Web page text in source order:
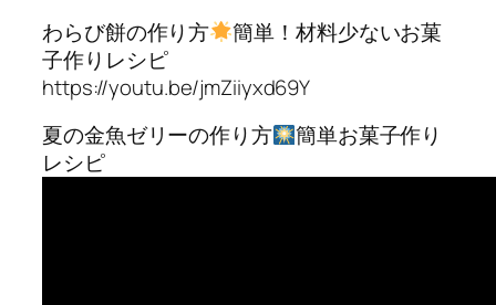
わらび餅の作り方
簡単！材料少ないお菓
子作りレシピ
https://youtu.be/jmZiiyxd69Y
夏の金魚ゼリーの作り方
簡単お菓子作り
レシピ